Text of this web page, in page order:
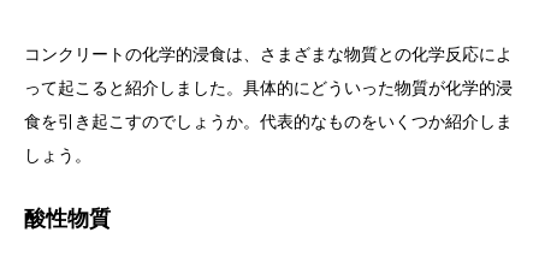
コンクリートの化学的浸食は、さまざまな物質との化学反応によ
って起こると紹介しました。具体的にどういった物質が化学的浸
食を引き起こすのでしょうか。代表的なものをいくつか紹介しま
しょう。
酸性物質